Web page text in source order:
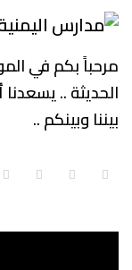
مرحباً بكم في
الحديثة ..
بيننا وبينكم ..